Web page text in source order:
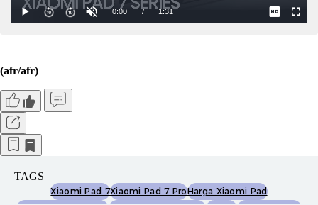
(afr/afr)
TAGS
Xiaomi Pad 7Xiaomi Pad 7 ProHarga Xiaomi Pad